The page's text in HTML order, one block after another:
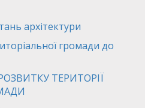
архітектури
громади до
ТЕРИТОРІЇ